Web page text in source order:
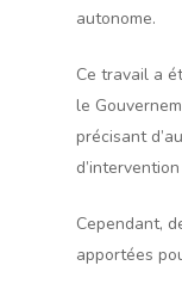
autonome.
Ce travail a
le
précisant
Cependant,
apportées